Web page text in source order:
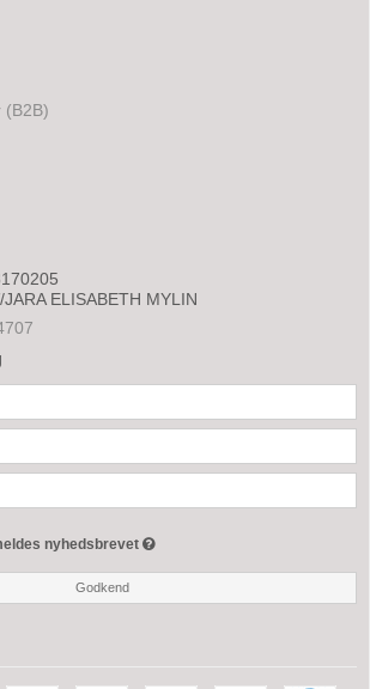
(B2B)
ELISABETH MYLIN
nyhedsbrevet
Godkend